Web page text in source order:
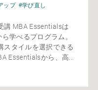
ップ #学び直し
講 MBA Essentialsは
学べるプログラム。
スタイルを選択できる
Essentialsから、高...